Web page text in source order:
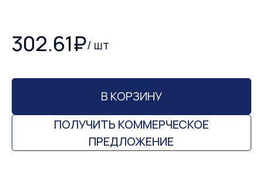
302.61₽/ шт
В КОРЗИНУ
ПОЛУЧИТЬ КОММЕРЧЕСКОЕ
ПРЕДЛОЖЕНИЕ